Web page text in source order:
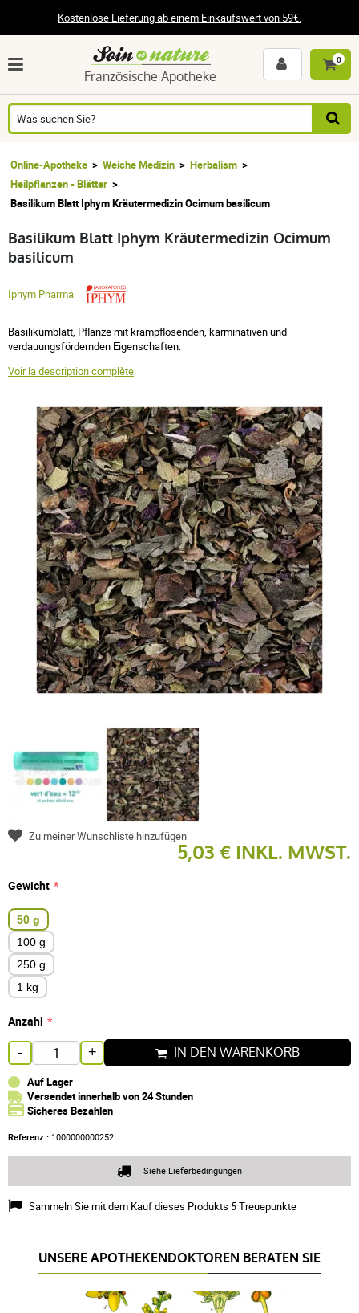
Kostenlose Lieferung ab einem Einkaufswert von 59€.
Französische Apotheke
0
Online-Apotheke Weiche Medizin
Herbalism
Heilpflanzen - Blätter
Basilikum Blatt Iphym Kräutermedizin Ocimum basilicum
Basilikum Blatt Iphym Kräutermedizin Ocimum
basilicum
Iphym Pharma
Basilikumblatt, Pflanze mit krampflösenden, karminativen und
verdauungsfördernden Eigenschaften.
Voir la description complète
5,03 € INKL. MWST.
Gewicht
50 g
100 g
250 g
1 kg
Anzahl
- + IN DEN WARENKORB
Auf Lager
Versendet innerhalb von 24 Stunden
Sicheres Bezahlen
Referenz : 1000000000252
Sammeln Sie mit dem Kauf dieses Produkts 5Treuepunkte
Zu meiner Wunschliste hinzufügen
Siehe Lieferbedingungen
UNSERE APOTHEKENDOKTOREN BERATEN SIE